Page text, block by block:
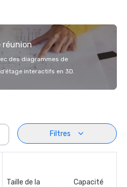
réunion
des diagrammes de
interactifs en 3D.
Filtres
Taille de la
Capacité